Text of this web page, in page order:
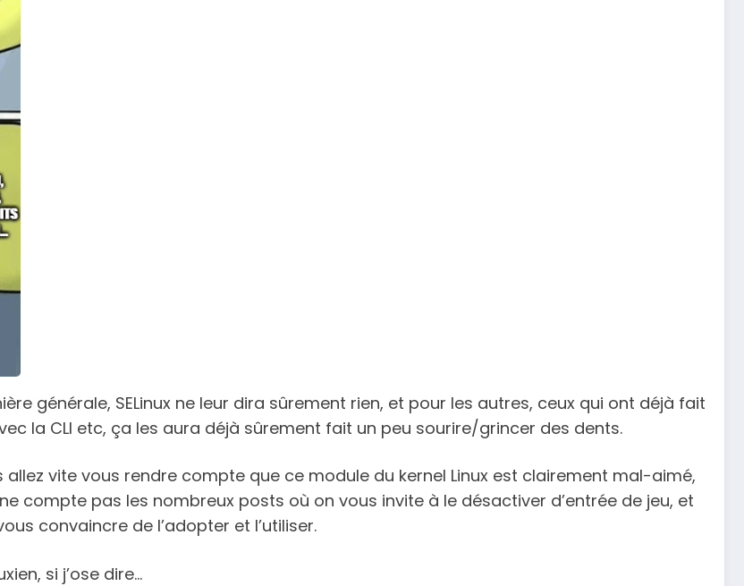
générale, SELinux ne leur dira sûrement rien, et pour les autres, ceux qui ont déjà fait
la CLI etc, ça les aura déjà sûrement fait un peu sourire/grincer des dents.
vite vous rendre compte que ce module du kernel Linux est clairement mal-aimé,
compte pas les nombreux posts où on vous invite à le désactiver d’entrée de jeu, et
convaincre de l’adopter et l’utiliser.
si j’ose dire…